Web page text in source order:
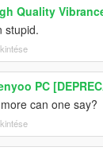
Quality
stupid.
PC
can one say?